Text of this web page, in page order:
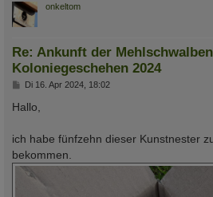
onkeltom
Re: Ankunft der
Koloniegeschehen 2024
B
i
a
g
Di 16. Apr 2024, 18:02
Hallo,
ich habe fünfzehn dieser Kunstnester
bekommen.